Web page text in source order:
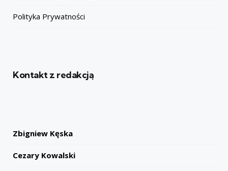
Polityka Prywatności
Kontakt z redakcją
Zbigniew Kęska
Cezary Kowalski